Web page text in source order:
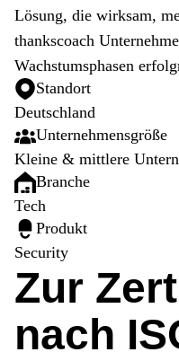
Lösung, die wirksam,
thankscoach
Wachstumsphasen
Standort
Deutschland
Unternehmensgröße
Kleine & mittlere
Branche
Tech
Produkt
Security
Zur
nach